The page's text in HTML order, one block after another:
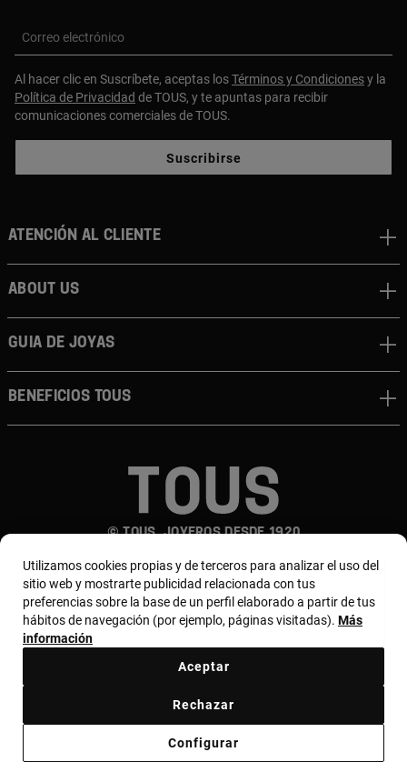
Correo electrónico
Al hacer clic en Suscríbete, aceptas losTérminos y Condicionesy la
Política de Privacidad de TOUS, y te apuntas para recibir
comunicaciones comerciales de TOUS.
Suscribirse
© TOUS, JOYEROS DESDE 1920
Atención al cliente
About us
Guia de joyas
Beneficios TOUS
País y moneda:México / Mexican Peso
Terminos y condiciones Política de uso y privacidad
Política de Cookies Aviso legal Bases de MYTOUS
Utilizamos cookies propias y de terceros para analizar el uso del
sitio web y mostrarte publicidad relacionada con tus
preferencias sobre la base de un perfil elaborado a partir de tus
hábitos de navegación (por ejemplo, páginas visitadas). Más
información
Configurar
Rechazar
Aceptar